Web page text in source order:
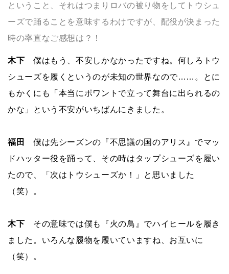
ということ、それはつまりロバの被り物をしてトウシュ
ーズで踊ることを意味するわけですが、配役が決まった
時の率直なご感想は？！
木下 僕はもう、不安しかなかったですね。何しろトウ
シューズを履くというのが未知の世界なので……。とに
もかくにも「本当にポワントで立って舞台に出られるの
かな」という不安がいちばんにきました。
福田
僕は先シーズンの『不思議の国のアリス』でマッ
ドハッター役を踊って、その時はタップシューズを履い
たので、「次はトウシューズか！」と思いました
（笑）。
木下 その意味では僕も『火の鳥』でハイヒールを履き
ました。いろんな履物を履いていますね、お互いに
（笑）。